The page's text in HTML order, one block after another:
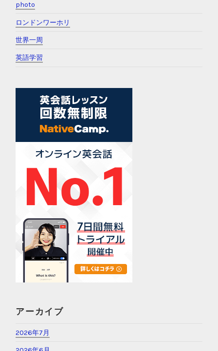
photo
ロンドンワーホリ
世界一周
英語学習
アーカイブ
2026年7月